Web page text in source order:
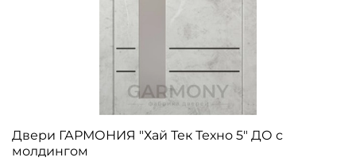
Двери ГАРМОНИЯ "Хай Тек Техно 5" ДО с
молдингом